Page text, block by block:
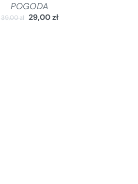
POGODA
39,00zł 29,00zł